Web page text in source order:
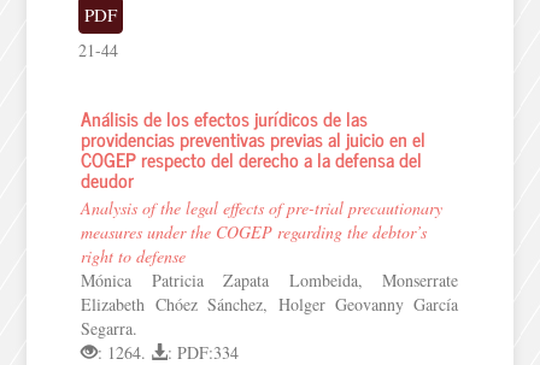
PDF
21-44
Análisis de los efectos jurídicos de las
providencias preventivas previas al juicio en el
COGEP respecto del derecho a la defensa del
deudor
Analysis of the legal effects of pre-trial precautionary
measures under the COGEP regarding the debtor’s
right to defense
Mónica Patricia Zapata Lombeida, Monserrate
Elizabeth Chóez Sánchez, Holger Geovanny García
Segarra.
: 1264.
: PDF:334